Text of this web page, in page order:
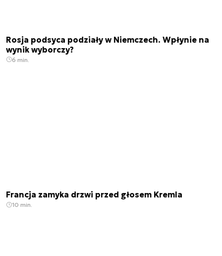
Rosja podsyca podziały w Niemczech. Wpłynie na
wynik wyborczy?
6 min.
Francja zamyka drzwi przed głosem Kremla
10 min.